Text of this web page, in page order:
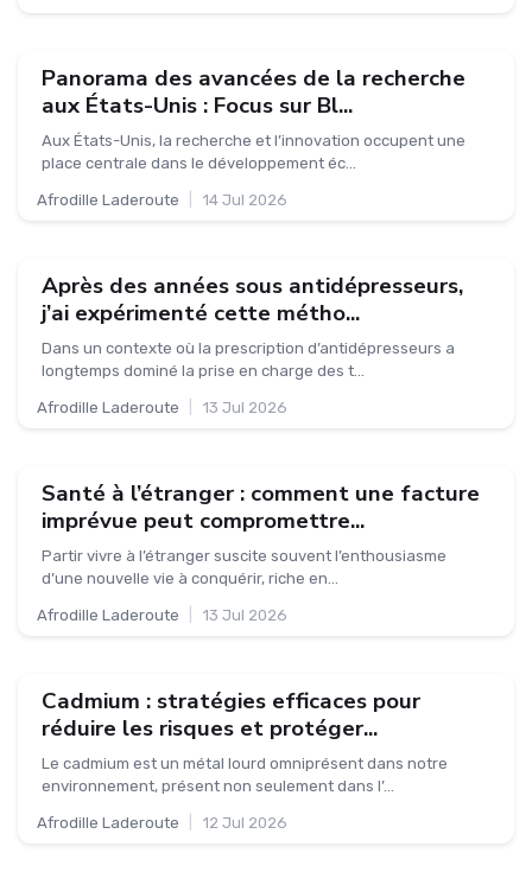
Panorama des avancées de la recherche
aux États-Unis : Focus sur Bl...
Aux États-Unis, la recherche et l’innovation occupent une
place centrale dans le développement éc...
Afrodille Laderoute 14 Jul 2026
Après des années sous antidépresseurs,
j’ai expérimenté cette métho...
Dans un contexte où la prescription d’antidépresseurs a
longtemps dominé la prise en charge des t...
Afrodille Laderoute 13 Jul 2026
Santé à l’étranger : comment une facture
imprévue peut compromettre...
Partir vivre à l’étranger suscite souvent l’enthousiasme
d’une nouvelle vie à conquérir, riche en...
Afrodille Laderoute 13 Jul 2026
Cadmium : stratégies efficaces pour
réduire les risques et protéger...
Le cadmium est un métal lourd omniprésent dans notre
environnement, présent non seulement dans l’...
Afrodille Laderoute 12 Jul 2026